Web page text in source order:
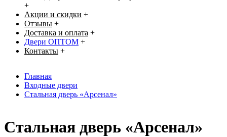
+
Акции и скидки +
Отзывы +
Доставка и оплата +
Двери ОПТОМ +
Контакты +
Главная
Входные двери
Стальная дверь «Арсенал»
Стальная дверь «Арсенал»